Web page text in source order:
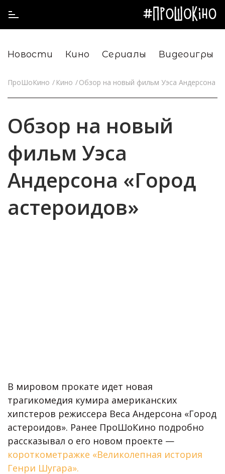
Новости Кино Сериалы Видеоигры
ПроШоКино Кино Обзор на новый фильм Уэса Андерсона
Обзор на новый
фильм Уэса
Андерсона «Город
астероидов»
В мировом прокате идет новая
трагикомедия кумира американских
хипстеров режиссера Веса Андерсона «Город
астероидов». Ранее ПроШоКино подробно
рассказывал о его новом проекте —
короткометражке «Великолепная история
Генри Шугара».